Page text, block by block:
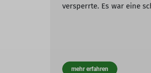
versperrte. Es war eine
mehr erfahren